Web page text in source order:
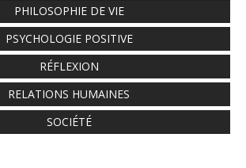
PHILOSOPHIE DE VIE
PSYCHOLOGIE POSITIVE
RÉFLEXION
RELATIONS HUMAINES
SOCIÉTÉ